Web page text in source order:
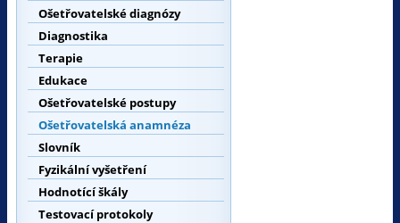
Ošetřovatelské diagnózy
Diagnostika
Terapie
Edukace
Ošetřovatelské postupy
Ošetřovatelská anamnéza
Slovník
Fyzikální vyšetření
Hodnotící škály
Testovací protokoly